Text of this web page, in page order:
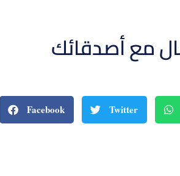
مع أصدقائك
Facebook Twitter